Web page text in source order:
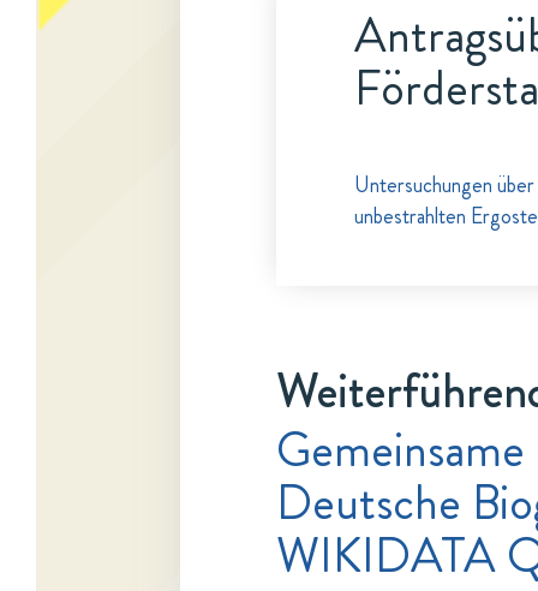
Untersuchungen
unbestrahlten
Deutsche
WIKIDATA